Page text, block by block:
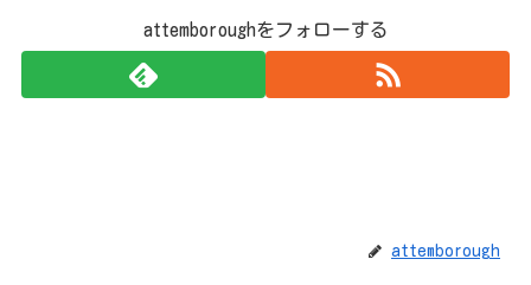
attemboroughをフォローする
attemborough